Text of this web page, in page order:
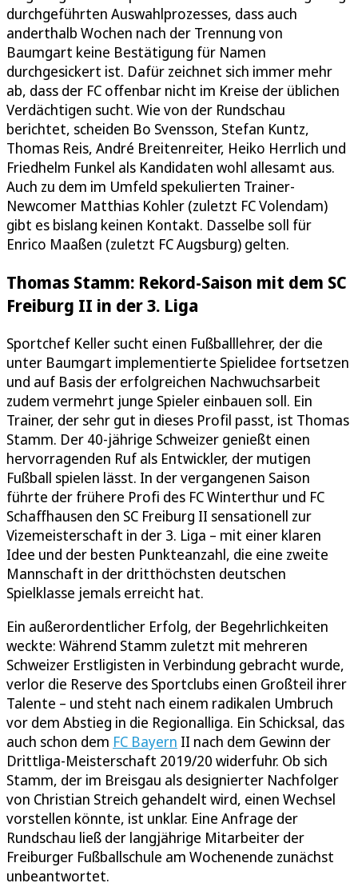
durchgeführten Auswahlprozesses, dass auch
anderthalb Wochen nach der Trennung von
Baumgart keine Bestätigung für Namen
durchgesickert ist. Dafür zeichnet sich immer mehr
ab, dass der FC offenbar nicht im Kreise der üblichen
Verdächtigen sucht. Wie von der Rundschau
berichtet, scheiden Bo Svensson, Stefan Kuntz,
Thomas Reis, André Breitenreiter, Heiko Herrlich und
Friedhelm Funkel als Kandidaten wohl allesamt aus.
Auch zu dem im Umfeld spekulierten Trainer-
Newcomer Matthias Kohler (zuletzt FC Volendam)
gibt es bislang keinen Kontakt. Dasselbe soll für
Enrico Maaßen (zuletzt FC Augsburg) gelten.
Thomas Stamm: Rekord-Saison mit dem SC
Freiburg II in der 3. Liga
Sportchef Keller sucht einen Fußballlehrer, der die
unter Baumgart implementierte Spielidee fortsetzen
und auf Basis der erfolgreichen Nachwuchsarbeit
zudem vermehrt junge Spieler einbauen soll. Ein
Trainer, der sehr gut in dieses Profil passt, ist Thomas
Stamm. Der 40-jährige Schweizer genießt einen
hervorragenden Ruf als Entwickler, der mutigen
Fußball spielen lässt. In der vergangenen Saison
führte der frühere Profi des FC Winterthur und FC
Schaffhausen den SC Freiburg II sensationell zur
Vizemeisterschaft in der 3. Liga – mit einer klaren
Idee und der besten Punkteanzahl, die eine zweite
Mannschaft in der dritthöchsten deutschen
Spielklasse jemals erreicht hat.
Ein außerordentlicher Erfolg, der Begehrlichkeiten
weckte: Während Stamm zuletzt mit mehreren
Schweizer Erstligisten in Verbindung gebracht wurde,
verlor die Reserve des Sportclubs einen Großteil ihrer
Talente – und steht nach einem radikalen Umbruch
vor dem Abstieg in die Regionalliga. Ein Schicksal, das
auch schon dem FC Bayern II nach dem Gewinn der
Drittliga-Meisterschaft 2019/20 widerfuhr. Ob sich
Stamm, der im Breisgau als designierter Nachfolger
von Christian Streich gehandelt wird, einen Wechsel
vorstellen könnte, ist unklar. Eine Anfrage der
Rundschau ließ der langjährige Mitarbeiter der
Freiburger Fußballschule am Wochenende zunächst
unbeantwortet.